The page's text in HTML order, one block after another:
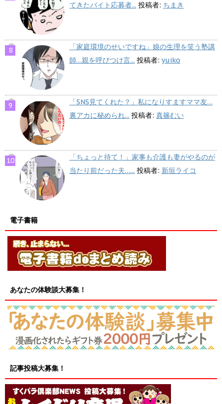
てきたバイト応募者... 投稿者: ちまき
「家庭環境のせいですね」娘の生理を笑う塾講
師…親を呼びつけ言... 投稿者: yuiko
「SNS見てくれた？」私になりすますママ友…
裏アカに秘められ... 投稿者: 真篠むい
「ちょっと待て！」家事も介護も妻がやるのが
当たり前だった夫…... 投稿者: 新垣ライコ
電子書籍
あなたの体験談大募集！
記事投稿大募集！